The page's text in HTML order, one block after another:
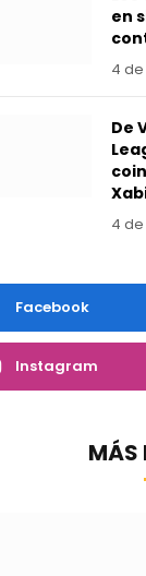
en
4
De
4
Facebook
Instagram
MÁS